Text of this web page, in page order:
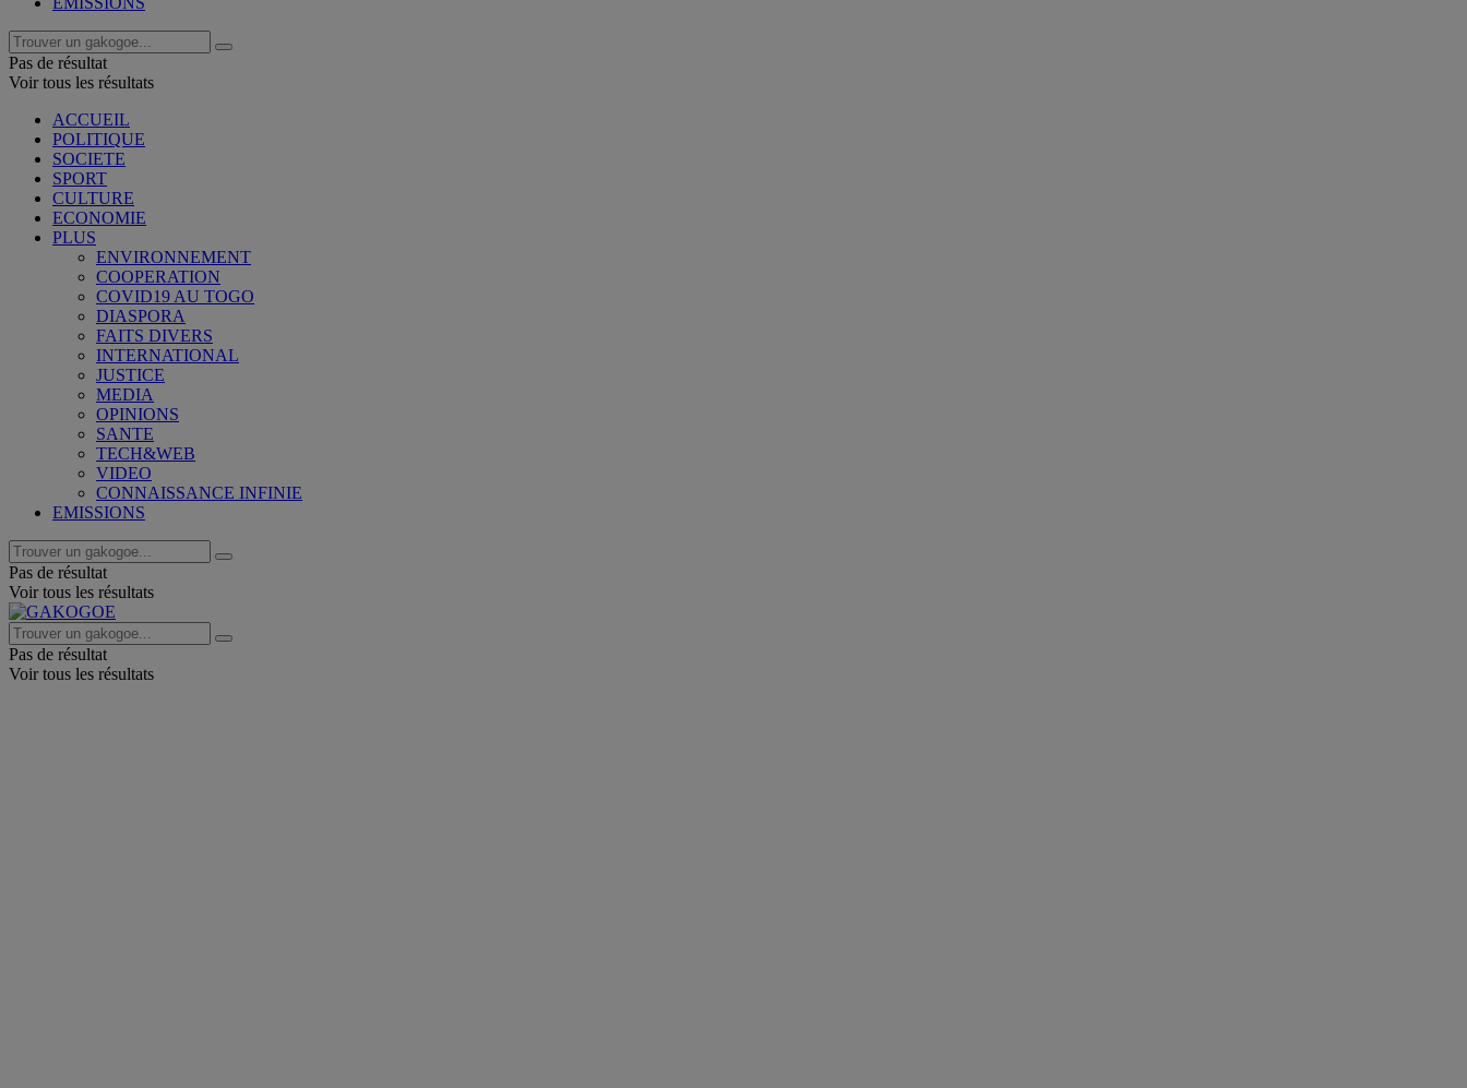
Pas de résultat
Voir tous les résultats
ACCUEIL
POLITIQUE
SOCIETE
SPORT
CULTURE
ECONOMIE
PLUS
ENVIRONNEMENT
COOPERATION
COVID19 AU TOGO
DIASPORA
FAITS DIVERS
INTERNATIONAL
JUSTICE
MEDIA
OPINIONS
SANTE
TECH&WEB
VIDEO
CONNAISSANCE INFINIE
EMISSIONS
Pas de résultat
Voir tous les résultats
Pas de résultat
Voir tous les résultats